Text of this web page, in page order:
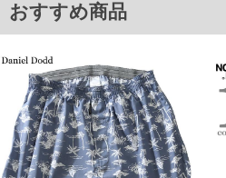
下着(肌着)やワイシャツは商品の性質上、返品
ご了承くださいませ。
裾上げ料金は500円+税となります。
備考欄に股下●cmとご記入下さい。（裾上げ
上の品が対象。1本5,999円以下の商品は有料（
出荷まで約1週間～20日間程お時間を頂く場合が
尚、裾上げした商品は返品・交換不可となりま
一部、お直しに対応出来ない商品がございま
いている、極端なデザインが施されている等)
※商品によって若干のサイズの誤差がござい
おすすめ商品